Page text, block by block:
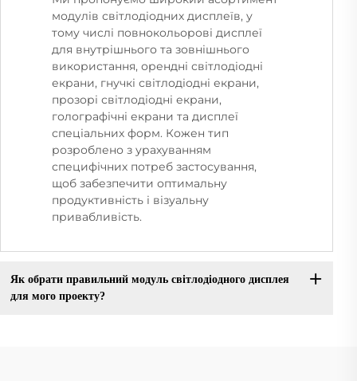
модулів світлодіодних дисплеїв, у
тому числі повнокольорові дисплеї
для внутрішнього та зовнішнього
використання, орендні світлодіодні
екрани, гнучкі світлодіодні екрани,
прозорі світлодіодні екрани,
голографічні екрани та дисплеї
спеціальних форм. Кожен тип
розроблено з урахуванням
специфічних потреб застосування,
щоб забезпечити оптимальну
продуктивність і візуальну
привабливість.
Як обрати правильний модуль світлодіодного дисплея
для мого проекту?